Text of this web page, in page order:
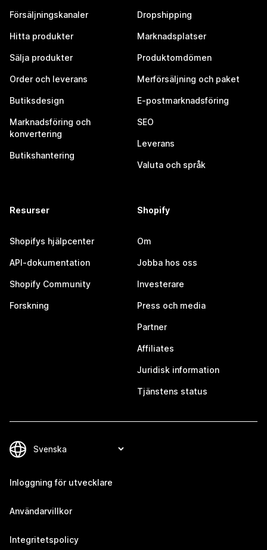
Försäljningskanaler
Hitta produkter
Sälja produkter
Order och leverans
Butiksdesign
Marknadsföring och
konvertering
Butikshantering
Dropshipping
Marknadsplatser
Produktomdömen
Merförsäljning och paket
E-postmarknadsföring
SEO
Leverans
Valuta och språk
Resurser
Shopifys hjälpcenter
API-dokumentation
Shopify Community
Forskning
Shopify
Om
Jobba hos oss
Investerare
Press och media
Partner
Affiliates
Juridisk information
Tjänstens status
Inloggning för utvecklare
Användarvillkor
Integritetspolicy